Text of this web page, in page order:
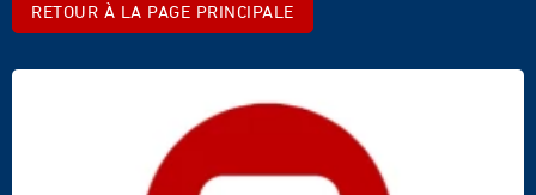
RETOUR À LA PAGE PRINCIPALE